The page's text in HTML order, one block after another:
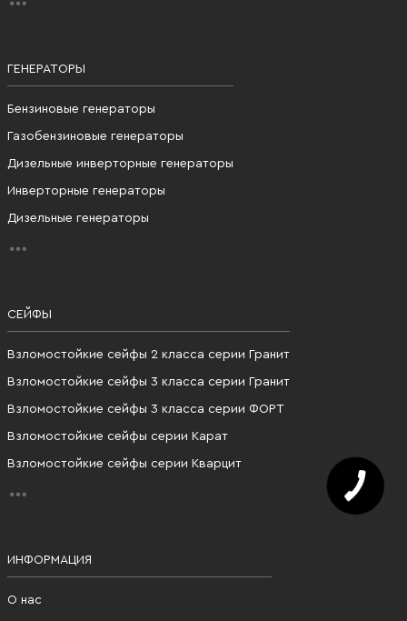
ГЕНЕРАТОРЫ
Бензиновые генераторы
Газобензиновые генераторы
Дизельные инверторные генераторы
Инверторные генераторы
Дизельные генераторы
СЕЙФЫ
Взломостойкие сейфы 2 класса серии Гранит
Взломостойкие сейфы 3 класса серии Гранит
Взломостойкие сейфы 3 класса серии ФОРТ
Взломостойкие сейфы серии Карат
Взломостойкие сейфы серии Кварцит
ИНФОРМАЦИЯ
О нас